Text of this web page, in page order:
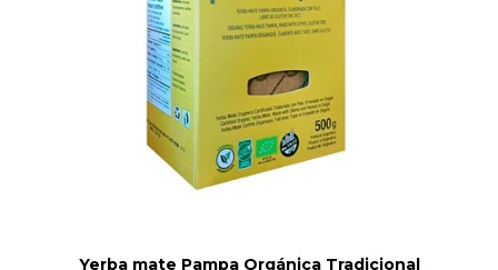
Yerba mate Pampa Orgánica Tradicional